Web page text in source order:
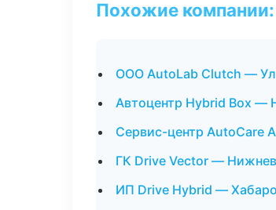
Похожие
ООО AutoLab Clutch —
Автоцентр Hybrid Box —
Сервис-центр AutoCare
ГК Drive Vector —
ИП Drive Hybrid —